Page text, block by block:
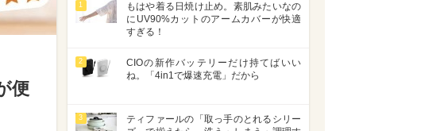
便
1
もはや着る日焼け止め。素肌みたいなの
にUV90%カットのアームカバーが快適
すぎる！
2
CIOの新作バッテリーだけ持てばいい
ね。「4in1で爆速充電」だから
3
ティファールの「取っ手のとれるシリー